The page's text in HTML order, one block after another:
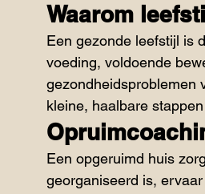
Waarom
Een gezonde leefstijl is
voeding, voldoende
gezondheidsproblemen
kleine, haalbare
Een opgeruimd huis
georganiseerd is,